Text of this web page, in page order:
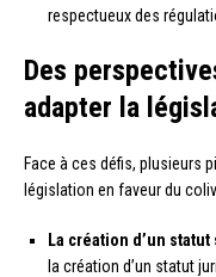
respectueux des
Des
adapter la
Face à ces défis, plusieurs
législation en faveur du
La création d’un
la création d’un statut